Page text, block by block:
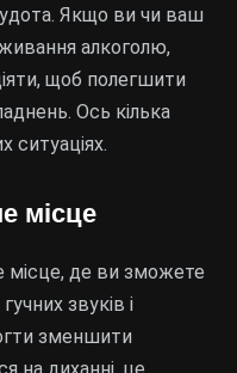
Якщо ви чи ваш
алкоголю,
щоб полегшити
Ось кілька
ситуаціях.
місце
місце, де ви зможете
звуків і
зменшити